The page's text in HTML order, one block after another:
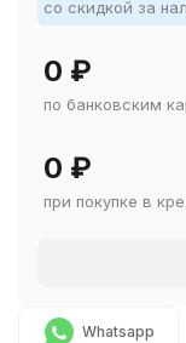
со скидкой за
0 ₽
по банковским
0 ₽
при покупке в
Whatsapp